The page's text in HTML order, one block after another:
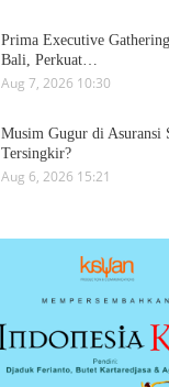
Prima Executive
Bali, Perkuat…
Aug 7, 2026 10:30
Musim Gugur di Asuransi
Tersingkir?
Aug 6, 2026 15:21